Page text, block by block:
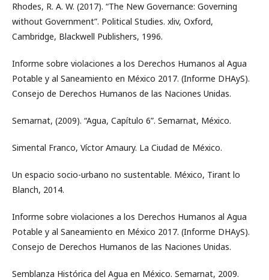
Rhodes, R. A. W. (2017). “The New Governance: Governing
without Government”. Political Studies. xliv, Oxford,
Cambridge, Blackwell Publishers, 1996.
Informe sobre violaciones a los Derechos Humanos al Agua
Potable y al Saneamiento en México 2017. (Informe DHAyS).
Consejo de Derechos Humanos de las Naciones Unidas.
Semarnat, (2009). “Agua, Capítulo 6”. Semarnat, México.
Simental Franco, Víctor Amaury. La Ciudad de México.
Un espacio socio-urbano no sustentable. México, Tirant lo
Blanch, 2014.
Informe sobre violaciones a los Derechos Humanos al Agua
Potable y al Saneamiento en México 2017. (Informe DHAyS).
Consejo de Derechos Humanos de las Naciones Unidas.
Semblanza Histórica del Agua en México. Semarnat, 2009.